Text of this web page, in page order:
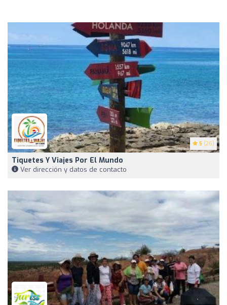
5 (26)
Tiquetes Y Viajes Por El Mundo
Ver dirección y datos de contacto